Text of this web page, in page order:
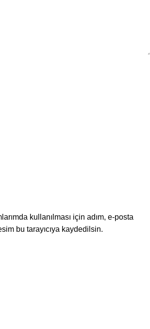
kullanılması için adım, e-posta
bu tarayıcıya kaydedilsin.